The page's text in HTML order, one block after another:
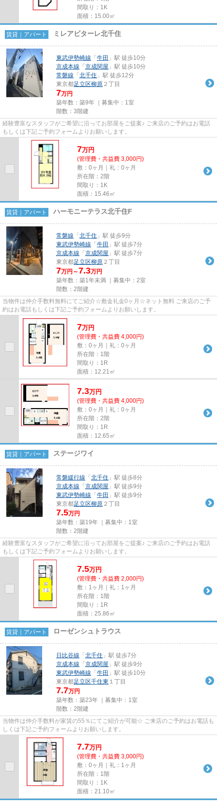
間取り：1K
面積：15.00㎡
賃貸｜アパート ミレアビターレ北千住
東武伊勢崎線 「 牛田 」駅 徒歩10分
京成本線 「 京成関屋 」駅 徒歩10分
常磐線 「 北千住 」駅 徒歩12分
東京都足立区柳原 ２丁目
7万円
築年数：築9年 ｜募集中： 1室
階数：3階建
経験豊富なスタッフがご希望に沿ってお部屋をご提案♪ ご来店のご予約はお電話
もしくは下記ご予約フォームよりお願いします。
7万円
(管理費・共益費 3,000円)
敷：0ヶ月｜礼：0ヶ月
所在階：2階
間取り：1K
面積：15.46㎡
賃貸｜アパート ハーモニーテラス北千住F
常磐線 「 北千住 」駅 徒歩9分
東武伊勢崎線 「 牛田 」駅 徒歩7分
京成本線 「 京成関屋 」駅 徒歩7分
東京都足立区柳原 ２丁目
7万円～7.3万円
築年数：築1年未満 ｜募集中： 2室
階数：2階建
当物件は仲介手数料無料にてご紹介☆敷金礼金0ヶ月☆ネット無料 ご来店のご予
約はお電話もしくは下記ご予約フォームよりお願いします。
7万円
(管理費・共益費 4,000円)
敷：0ヶ月｜礼：0ヶ月
所在階：1階
間取り：1R
面積：12.21㎡
7.3万円
(管理費・共益費 4,000円)
敷：0ヶ月｜礼：0ヶ月
所在階：2階
間取り：1R
面積：12.65㎡
賃貸｜アパート ステージワイ
常磐緩行線 「 北千住 」駅 徒歩8分
京成本線 「 京成関屋 」駅 徒歩9分
東武伊勢崎線 「 牛田 」駅 徒歩9分
東京都足立区柳原 ２丁目
7.5万円
築年数：築19年 ｜募集中： 1室
階数：2階建
経験豊富なスタッフがご希望に沿ってお部屋をご提案♪ ご来店のご予約はお電話
もしくは下記ご予約フォームよりお願いします。
7.5万円
(管理費・共益費 2,000円)
敷：1ヶ月｜礼：1ヶ月
所在階：1階
間取り：1R
面積：25.86㎡
賃貸｜アパート ローゼンシュトラウス
日比谷線 「 北千住 」駅 徒歩7分
京成本線 「 京成関屋 」駅 徒歩9分
東武伊勢崎線 「 牛田 」駅 徒歩10分
東京都足立区千住東 １丁目
7.7万円
築年数：築23年 ｜募集中： 1室
階数：2階建
当物件は仲介手数料が家賃の55％にてご紹介が可能☆ ご来店のご予約はお電話も
しくは下記ご予約フォームよりお願いします。
7.7万円
(管理費・共益費 3,000円)
敷：0ヶ月｜礼：1ヶ月
所在階：1階
間取り：1K
面積：21.10㎡